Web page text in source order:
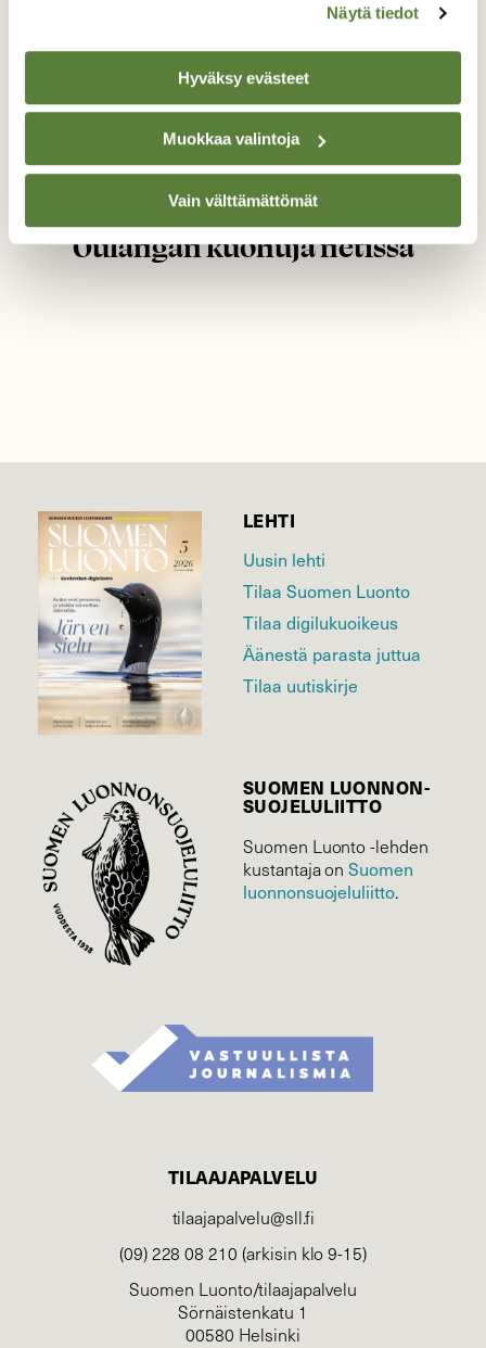
Näytä tiedot
Hyväksy evästeet
Muokkaa valintoja
Vain välttämättömät
Oulangan kuohuja netissä
LEHTI
Uusin lehti
Tilaa Suomen Luonto
Tilaa digilukuoikeus
Äänestä parasta juttua
Tilaa uutiskirje
SUOMEN LUONNON­
SUOJELU­LIITTO
Suomen Luonto -lehden
kustantaja onSuomen
luonnonsuojelu­liitto.
TILAAJAPALVELU
tilaajapalvelu@sll.fi
(09) 228 08 210 (arkisin klo 9-15)
Suomen Luonto/tilaajapalvelu
Sörnäistenkatu 1
00580 Helsinki